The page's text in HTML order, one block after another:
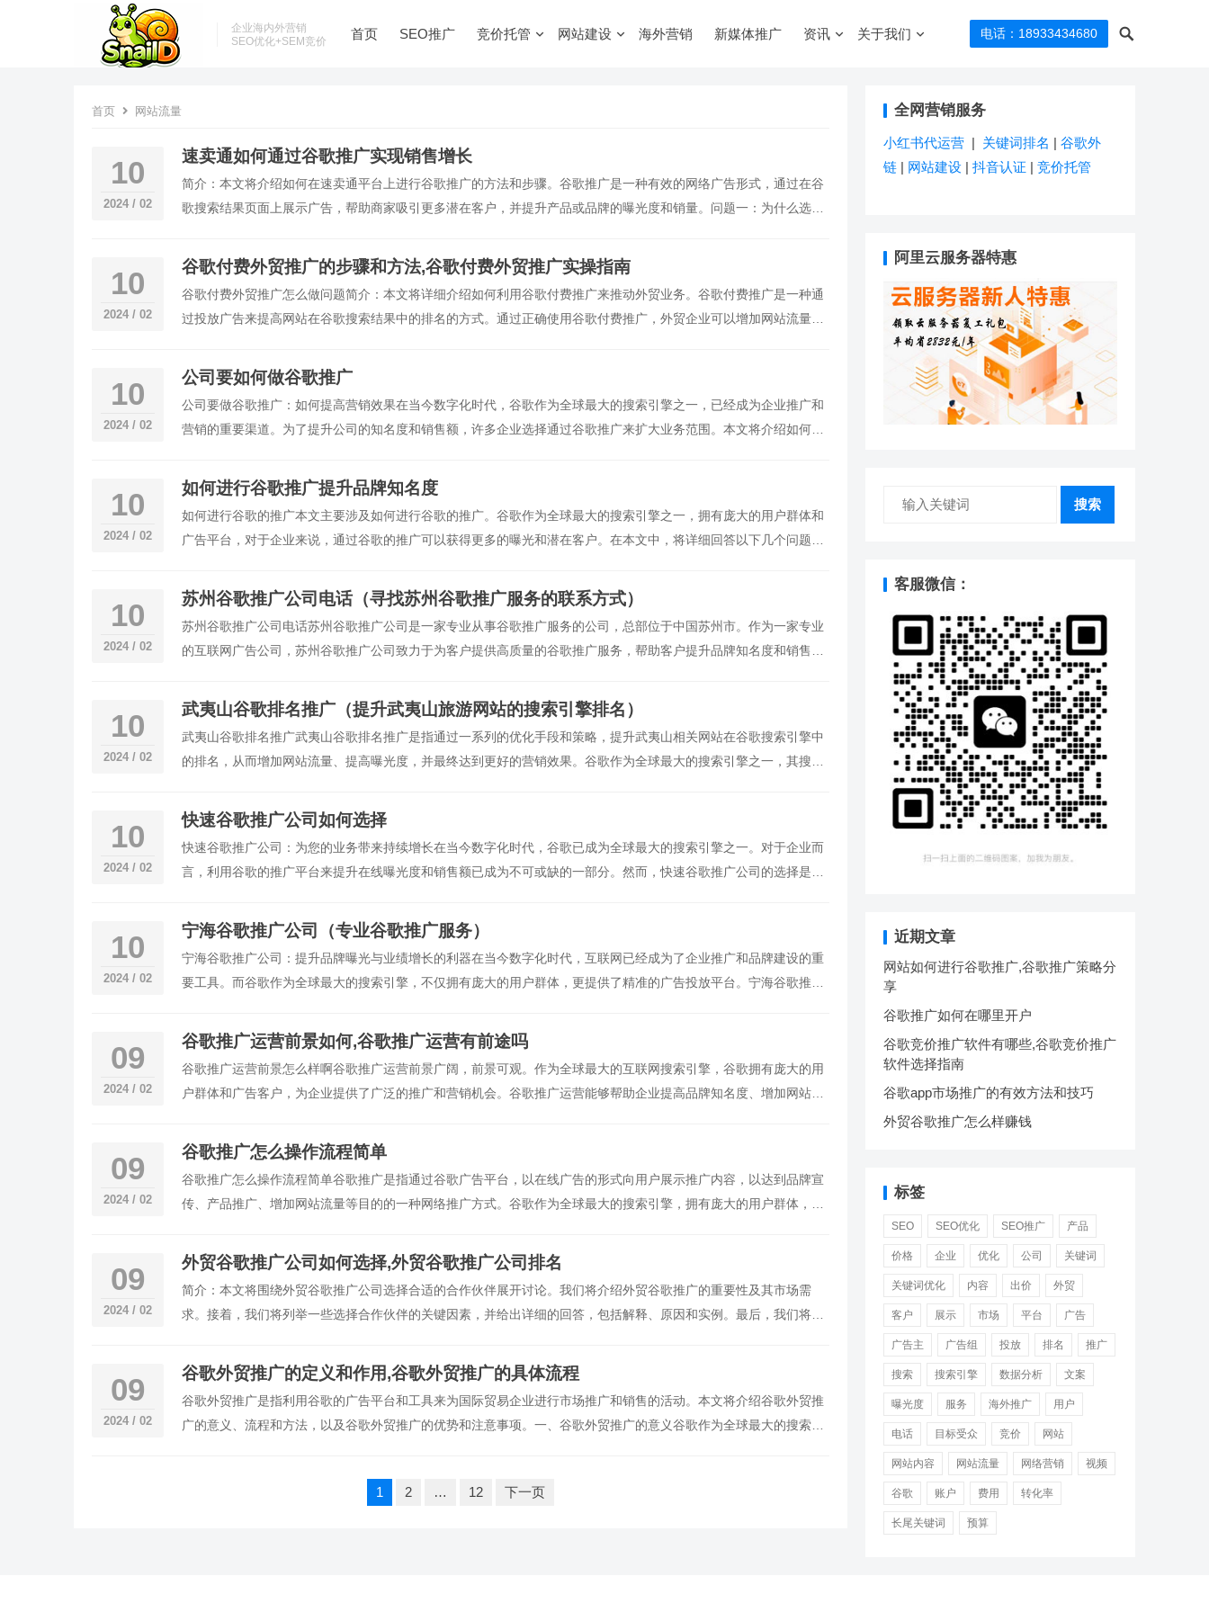
企业海内外营销
SEO优化+SEM竞价
首页 SEO推广 竞价托管 网站建设 海外营销 新媒体推广 资讯 关于我们 电话：18933434680
首页 网站流量
10
2024 / 02
速卖通如何通过谷歌推广实现销售增长
简介：本文将介绍如何在速卖通平台上进行谷歌推广的方法和步骤。谷歌推广是一种有效的网络广告形式，通过在谷
歌搜索结果页面上展示广告，帮助商家吸引更多潜在客户，并提升产品或品牌的曝光度和销量。问题一：为什么选择
10
2024 / 02
谷歌付费外贸推广的步骤和方法,谷歌付费外贸推广实操指南
谷歌付费外贸推广怎么做问题简介：本文将详细介绍如何利用谷歌付费推广来推动外贸业务。谷歌付费推广是一种通
过投放广告来提高网站在谷歌搜索结果中的排名的方式。通过正确使用谷歌付费推广，外贸企业可以增加网站流量、
10
2024 / 02
公司要如何做谷歌推广
公司要做谷歌推广：如何提高营销效果在当今数字化时代，谷歌作为全球最大的搜索引擎之一，已经成为企业推广和
营销的重要渠道。为了提升公司的知名度和销售额，许多企业选择通过谷歌推广来扩大业务范围。本文将介绍如何利
10
2024 / 02
如何进行谷歌推广提升品牌知名度
如何进行谷歌的推广本文主要涉及如何进行谷歌的推广。谷歌作为全球最大的搜索引擎之一，拥有庞大的用户群体和
广告平台，对于企业来说，通过谷歌的推广可以获得更多的曝光和潜在客户。在本文中，将详细回答以下几个问题：
10
2024 / 02
苏州谷歌推广公司电话（寻找苏州谷歌推广服务的联系方式）
苏州谷歌推广公司电话苏州谷歌推广公司是一家专业从事谷歌推广服务的公司，总部位于中国苏州市。作为一家专业
的互联网广告公司，苏州谷歌推广公司致力于为客户提供高质量的谷歌推广服务，帮助客户提升品牌知名度和销售业
10
2024 / 02
武夷山谷歌排名推广（提升武夷山旅游网站的搜索引擎排名）
武夷山谷歌排名推广武夷山谷歌排名推广是指通过一系列的优化手段和策略，提升武夷山相关网站在谷歌搜索引擎中
的排名，从而增加网站流量、提高曝光度，并最终达到更好的营销效果。谷歌作为全球最大的搜索引擎之一，其搜索
10
2024 / 02
快速谷歌推广公司如何选择
快速谷歌推广公司：为您的业务带来持续增长在当今数字化时代，谷歌已成为全球最大的搜索引擎之一。对于企业而
言，利用谷歌的推广平台来提升在线曝光度和销售额已成为不可或缺的一部分。然而，快速谷歌推广公司的选择是一
10
2024 / 02
宁海谷歌推广公司（专业谷歌推广服务）
宁海谷歌推广公司：提升品牌曝光与业绩增长的利器在当今数字化时代，互联网已经成为了企业推广和品牌建设的重
要工具。而谷歌作为全球最大的搜索引擎，不仅拥有庞大的用户群体，更提供了精准的广告投放平台。宁海谷歌推广
09
2024 / 02
谷歌推广运营前景如何,谷歌推广运营有前途吗
谷歌推广运营前景怎么样啊谷歌推广运营前景广阔，前景可观。作为全球最大的互联网搜索引擎，谷歌拥有庞大的用
户群体和广告客户，为企业提供了广泛的推广和营销机会。谷歌推广运营能够帮助企业提高品牌知名度、增加网站流
09
2024 / 02
谷歌推广怎么操作流程简单
谷歌推广怎么操作流程简单谷歌推广是指通过谷歌广告平台，以在线广告的形式向用户展示推广内容，以达到品牌宣
传、产品推广、增加网站流量等目的的一种网络推广方式。谷歌作为全球最大的搜索引擎，拥有庞大的用户群体，谷
09
2024 / 02
外贸谷歌推广公司如何选择,外贸谷歌推广公司排名
简介：本文将围绕外贸谷歌推广公司选择合适的合作伙伴展开讨论。我们将介绍外贸谷歌推广的重要性及其市场需
求。接着，我们将列举一些选择合作伙伴的关键因素，并给出详细的回答，包括解释、原因和实例。最后，我们将总
09
2024 / 02
谷歌外贸推广的定义和作用,谷歌外贸推广的具体流程
谷歌外贸推广是指利用谷歌的广告平台和工具来为国际贸易企业进行市场推广和销售的活动。本文将介绍谷歌外贸推
广的意义、流程和方法，以及谷歌外贸推广的优势和注意事项。一、谷歌外贸推广的意义谷歌作为全球最大的搜索引
1 2 … 12 下一页
全网营销服务
小红书代运营 | 关键词排名 | 谷歌外
链 | 网站建设 | 抖音认证 | 竞价托管
阿里云服务器特惠
搜索
客服微信：
近期文章
网站如何进行谷歌推广,谷歌推广策略分
享
谷歌推广如何在哪里开户
谷歌竞价推广软件有哪些,谷歌竞价推广
软件选择指南
谷歌app市场推广的有效方法和技巧
外贸谷歌推广怎么样赚钱
标签
SEO SEO优化 SEO推广 产品
价格 企业 优化 公司 关键词
关键词优化 内容 出价 外贸
客户 展示 市场 平台 广告
广告主 广告组 投放 排名 推广
搜索 搜索引擎 数据分析 文案
曝光度 服务 海外推广 用户
电话 目标受众 竞价 网站
网站内容 网站流量 网络营销 视频
谷歌 账户 费用 转化率
长尾关键词 预算